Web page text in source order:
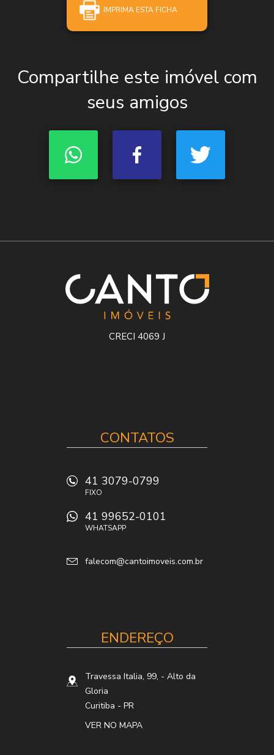
IMPRIMA ESTA FICHA
Compartilhe este imóvel com
seus amigos
CRECI 4069 J
CONTATOS
41 3079-0799
FIXO
41 99652-0101
WHATSAPP
falecom@cantoimoveis.com.br
ENDEREÇO
Travessa Italia, 99, - Alto da
Gloria
Curitiba - PR
VER NO MAPA